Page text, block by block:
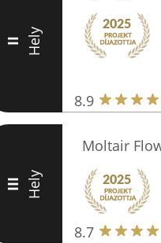
II Hely
8.9
III Hely
Moltair
8.7